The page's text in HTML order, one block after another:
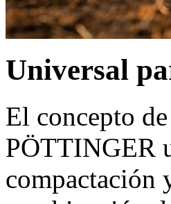
Universal
El concepto
PÖTTINGER
compactación